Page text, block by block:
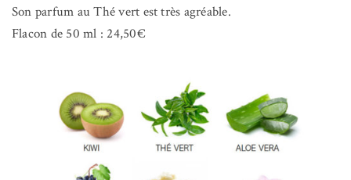
Son parfum au Thé vert est très agréable.
Flacon de 50 ml : 24,50€